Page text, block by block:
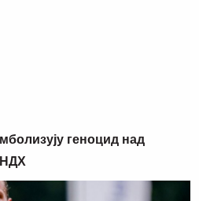
геноцид над
НДХ